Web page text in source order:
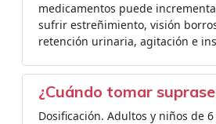
medicamentos puede
sufrir estreñimiento, visión
retención urinaria, agitación e
¿Cuándo tomar
Dosificación. Adultos y niños de